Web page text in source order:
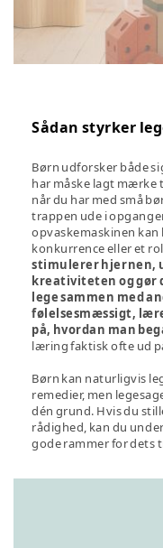
Sådan styrker
Børn udforsker både
har måske lagt mærke
når du har med små
trappen ude i
opvaskemaskinen kan
konkurrence eller et
stimulerer hjernen,
kreativiteten og gør
lege sammen med
følelsesmæssigt,
på, hvordan man
læring faktisk ofte ud
Børn kan naturligvis
remedier, men
dén grund. Hvis du
rådighed, kan du
gode rammer for dets